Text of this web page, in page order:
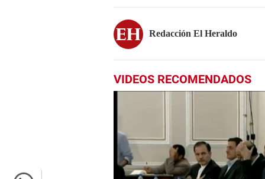
Redacción El Heraldo
VIDEOS RECOMENDADOS